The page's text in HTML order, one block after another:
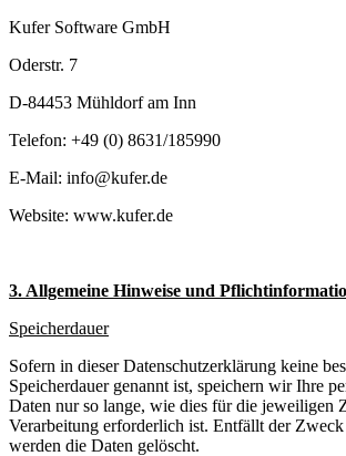
Kufer Software GmbH
Oderstr. 7
D-84453 Mühldorf am Inn
Telefon: +49 (0) 8631/185990
E-Mail: info@kufer.de
Website: www.kufer.de
3. Allgemeine Hinweise und
Speicherdauer
Sofern in dieser Datenschutzerklärung keine
Speicherdauer genannt ist, speichern wir Ihre
Daten nur so lange, wie dies für die jeweiligen
Verarbeitung erforderlich ist. Entfällt der
werden die Daten gelöscht.